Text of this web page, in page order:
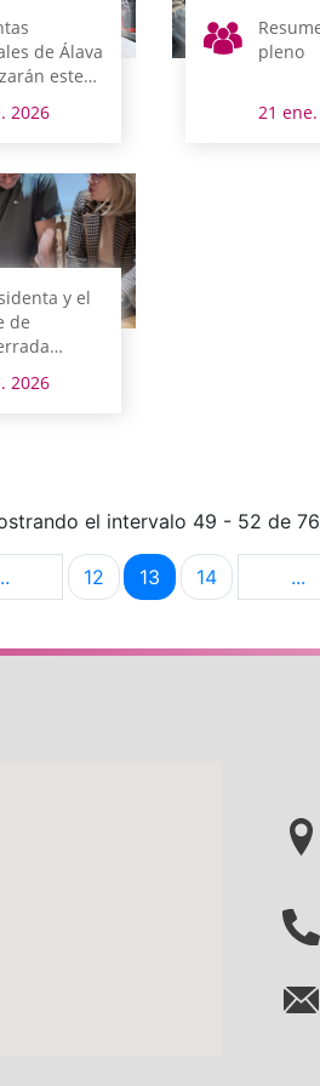
de Álava
este
en su
2026
pleno
21
y el
de
del
2026
el intervalo 49 - 52 de
Páginas intermedias Use TAB para
Página
12 Página
13 Página
14 ...